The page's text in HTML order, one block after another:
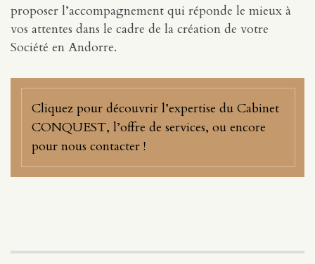
proposer l’accompagnement qui réponde le mieux à
vos attentes dans le cadre de la création de votre
Société en Andorre.
Cliquez pour découvrir l’expertise du Cabinet
CONQUEST, l’offre de services, ou encore
pour nous contacter !